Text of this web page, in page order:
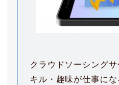
クラウドソーシング
キル・趣味が仕事に